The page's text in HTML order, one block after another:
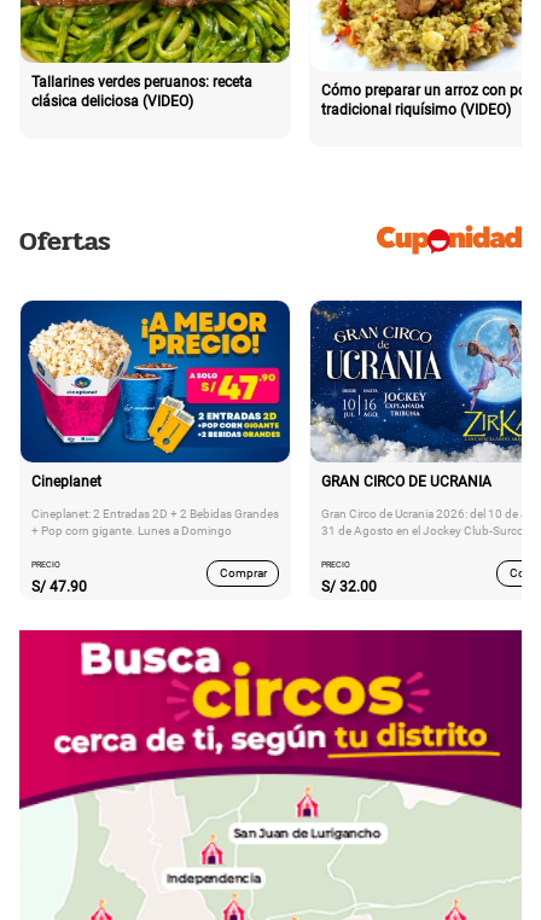
Tallarines verdes peruanos: receta
clásica deliciosa (VIDEO)
Cómo preparar un arroz con pollo
tradicional riquísimo (VIDEO)
Ofertas
Cineplanet
Cineplanet: 2 Entradas 2D + 2 Bebidas Grandes
+ Pop corn gigante. Lunes a Domingo
PRECIO
S/ 47.90
Comprar
GRAN CIRCO DE UCRANIA
Gran Circo de Ucrania 2026: del 10 de
31 de Agosto en el Jockey Club-Surco
PRECIO
S/ 32.00